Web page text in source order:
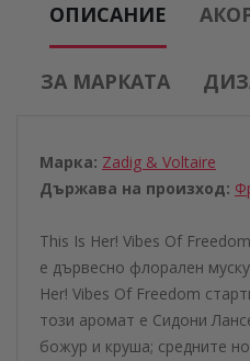
ОПИСАНИЕ
ЗА МАРКАТА
Марка: Zadig & Voltaire
Държава на произход:
This Is Her! Vibes Of
е дървесно флорален
Her! Vibes Of Freedom
този аромат е Сидони
божур и круша; средните